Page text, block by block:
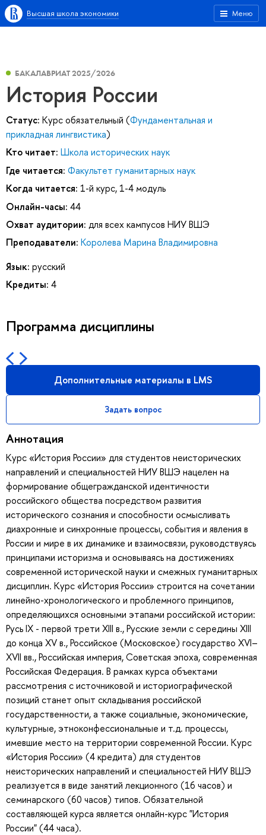
Меню
Высшая школа экономики
БАКАЛАВРИАТ 2025/2026
История России
Статус: Курс обязательный (Фундаментальная и
прикладная лингвистика)
Кто читает: Школа исторических наук
Где читается: Факультет гуманитарных наук
Когда читается: 1-й курс, 1-4 модуль
Онлайн-часы: 44
Охват аудитории: для всех кампусов НИУ ВШЭ
Преподаватели: Королева Марина Владимировна
Язык: русский
Кредиты: 4
Программа дисциплины
Дополнительные материалы в LMS
Задать вопрос
Аннотация
Курс «История России» для студентов неисторических
направлений и специальностей НИУ ВШЭ нацелен на
формирование общегражданской идентичности
российского общества посредством развития
исторического сознания и способности осмысливать
диахронные и синхронные процессы, события и явления в
России и мире в их динамике и взаимосвязи, руководствуясь
принципами историзма и основываясь на достижениях
современной исторической науки и смежных гуманитарных
дисциплин. Курс «История России» строится на сочетании
линейно-хронологического и проблемного принципов,
определяющихся основными этапами российской истории:
Русь IX - первой трети XIII в., Русские земли с середины XIII
до конца XV в., Российское (Московское) государство XVI–
XVII вв., Российская империя, Советская эпоха, современная
Российская Федерация. В рамках курса объектами
рассмотрения с источниковой и историографической
позиций станет опыт складывания российской
государственности, а также социальные, экономические,
культурные, этноконфессиональные и т.д. процессы,
имевшие место на территории современной России. Курс
«История России» (4 кредита) для студентов
неисторических направлений и специальностей НИУ ВШЭ
реализуется в виде занятий лекционного (16 часов) и
семинарского (60 часов) типов. Обязательной
составляющей курса является онлайн-курс "История
России" (44 часа).